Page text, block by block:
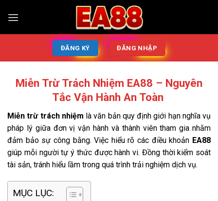
ĐĂNG KÝ ĐĂNG NHẬP
Miễn Trừ Trách Nhiệm EA88 – Nguyên
Tắc Vận Hành An Toàn
Miễn trừ trách nhiệm là văn bản quy định giới hạn nghĩa vụ
pháp lý giữa đơn vị vận hành và thành viên tham gia nhằm
đảm bảo sự công bằng. Việc hiểu rõ các điều khoản EA88
giúp mỗi người tự ý thức được hành vi. Đồng thời kiểm soát
tài sản, tránh hiểu lầm trong quá trình trải nghiệm dịch vụ.
MỤC LỤC: